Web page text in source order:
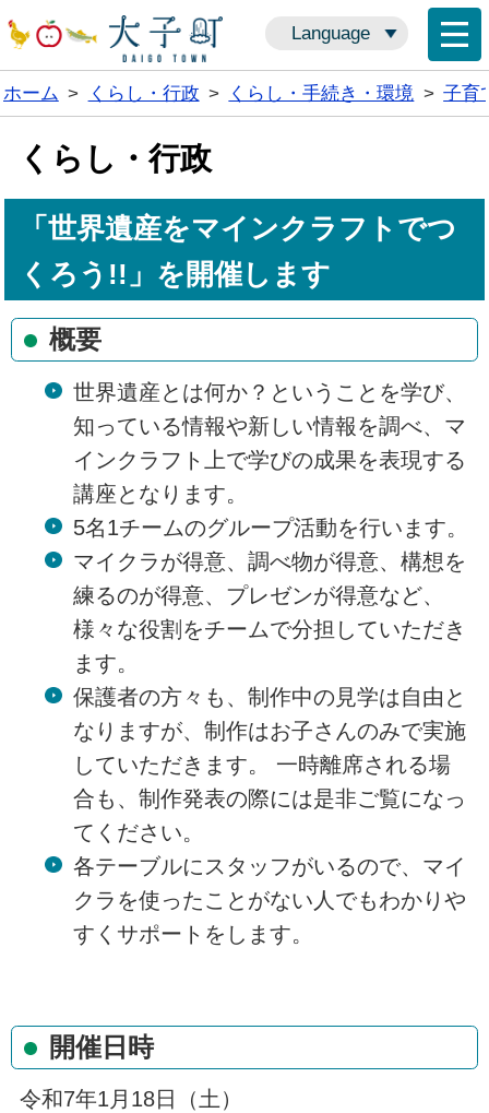
Language
ホーム > くらし・行政 > くらし・手続き・環境 > 子育
くらし・行政
「世界遺産をマインクラフトでつ
くろう!!」を開催します
概要
世界遺産とは何か？ということを学び、
知っている情報や新しい情報を調べ、マ
インクラフト上で学びの成果を表現する
講座となります。
5名1チームのグループ活動を行います。
マイクラが得意、調べ物が得意、構想を
練るのが得意、プレゼンが得意など、
様々な役割をチームで分担していただき
ます。
保護者の方々も、制作中の見学は自由と
なりますが、制作はお子さんのみで実施
していただきます。 一時離席される場
合も、制作発表の際には是非ご覧になっ
てください。
各テーブルにスタッフがいるので、マイ
クラを使ったことがない人でもわかりや
すくサポートをします。
開催日時
令和7年1月18日（土）